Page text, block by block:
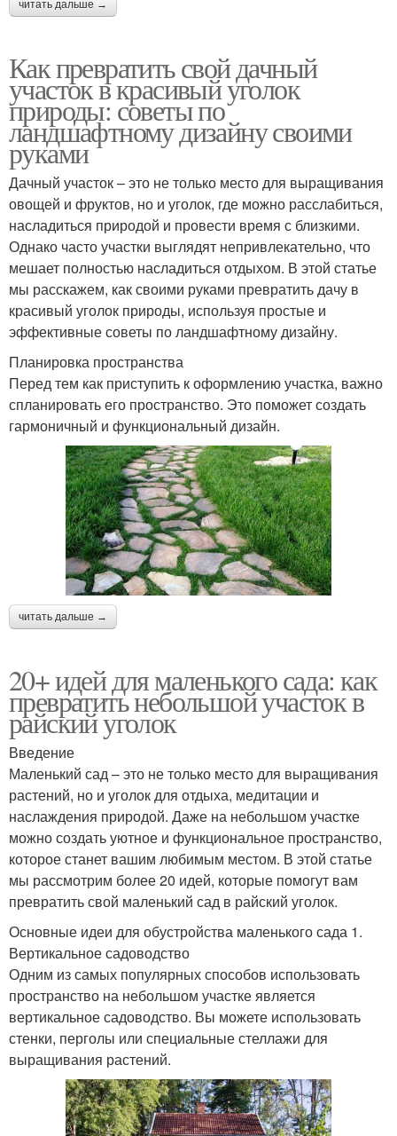
читать дальше →
Как превратить свой дачный
участок в красивый уголок
природы: советы по
ландшафтному дизайну своими
руками
Дачный участок – это не только место для выращивания
овощей и фруктов, но и уголок, где можно расслабиться,
насладиться природой и провести время с близкими.
Однако часто участки выглядят непривлекательно, что
мешает полностью насладиться отдыхом. В этой статье
мы расскажем, как своими руками превратить дачу в
красивый уголок природы, используя простые и
эффективные советы по ландшафтному дизайну.
Планировка пространства
Перед тем как приступить к оформлению участка, важно
спланировать его пространство. Это поможет создать
гармоничный и функциональный дизайн.
читать дальше →
20+ идей для маленького сада: как
превратить небольшой участок в
райский уголок
Введение
Маленький сад – это не только место для выращивания
растений, но и уголок для отдыха, медитации и
наслаждения природой. Даже на небольшом участке
можно создать уютное и функциональное пространство,
которое станет вашим любимым местом. В этой статье
мы рассмотрим более 20 идей, которые помогут вам
превратить свой маленький сад в райский уголок.
Основные идеи для обустройства маленького сада 1.
Вертикальное садоводство
Одним из самых популярных способов использовать
пространство на небольшом участке является
вертикальное садоводство. Вы можете использовать
стенки, перголы или специальные стеллажи для
выращивания растений.